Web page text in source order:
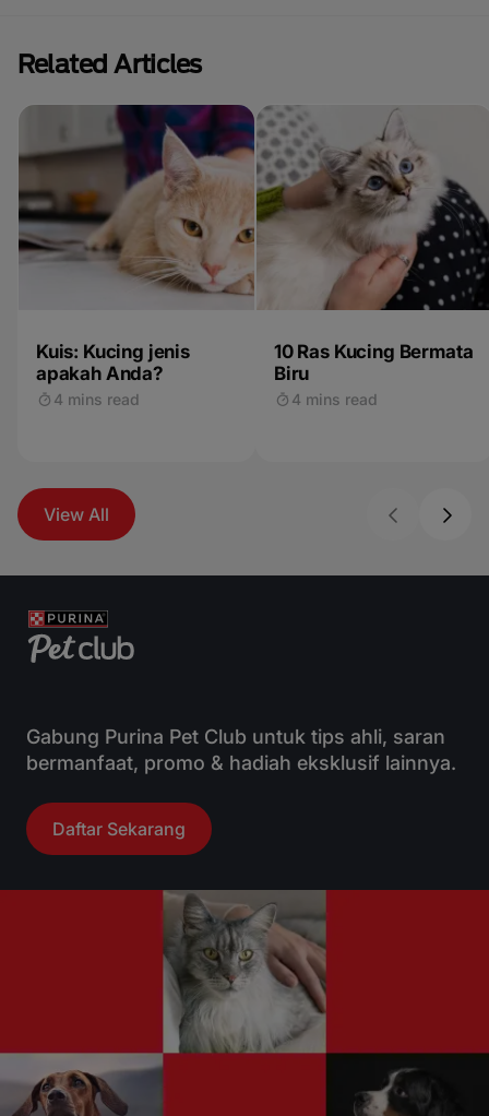
Related Articles
Kuis: Kucing jenis
apakah Anda?
4 mins read
10 Ras Kucing Bermata
Biru
4 mins read
View All
Gabung Purina Pet Club untuk tips ahli, saran
bermanfaat, promo & hadiah eksklusif lainnya.
Daftar Sekarang